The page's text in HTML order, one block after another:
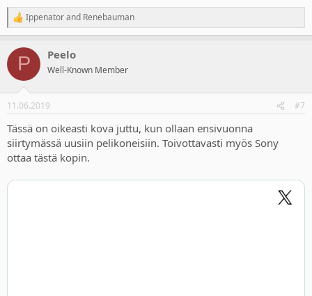
R
e
c
i
s
Ippenatorand Renebauman
P Peelo
Well-Known Member
11.06.2019 #7
Tässä on oikeasti kova juttu, kun ollaan ensivuonna
siirtymässä uusiin pelikoneisiin. Toivottavasti myös Sony
ottaa tästä kopin.